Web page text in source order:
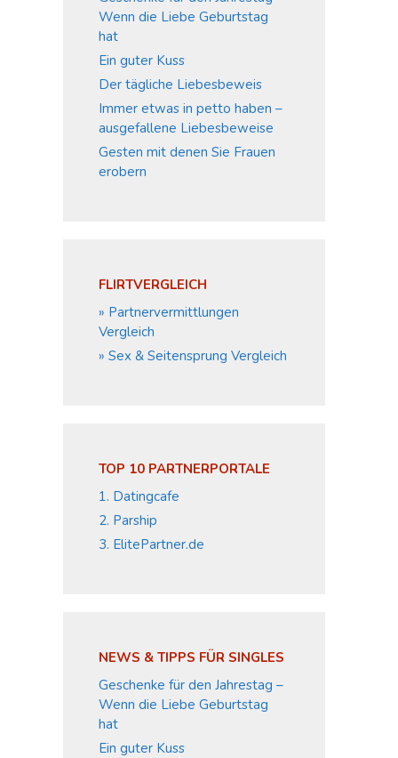
Wenn die Liebe Geburtstag
hat
Ein guter Kuss
Der tägliche Liebesbeweis
Immer etwas in petto haben –
ausgefallene Liebesbeweise
Gesten mit denen Sie Frauen
erobern
FLIRTVERGLEICH
» Partnervermittlungen
Vergleich
» Sex & Seitensprung Vergleich
TOP 10 PARTNERPORTALE
1. Datingcafe
2. Parship
3. ElitePartner.de
NEWS & TIPPS FÜR SINGLES
Geschenke für den Jahrestag –
Wenn die Liebe Geburtstag
hat
Ein guter Kuss